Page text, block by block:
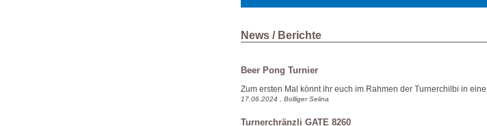
News / Berichte
Beer Pong Turnier
Zum ersten Mal könnt ihr euch im Rahmen der Turnerchilbi in
17.06.2024 , Bolliger Selina
Turnerchränzli GATE 8260